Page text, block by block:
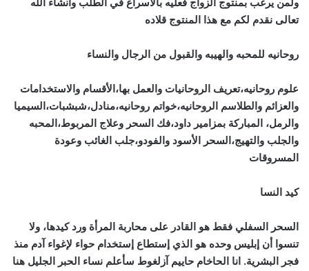
تعالى نقدم لكم مع هذا المنتوج قلاده
روحانيه للمحبه والهيبه والقبول من الرجال والنساء
علوم روحانيه،تعريف الروحانيات والعمل بها،الأقسام والاستخدامات
والعزائم والطلاسم الروحانيه،خواتم روحانيه،منادل،شبشبات،السيميا
والرمل، المباركة بمزامير داود،فك السحر وعلاج المربوط،المحبه
والجلب والتهيج،السحر الأسود والفودو،جلب الغائب وعودة
المسروقات
كيد النسا
السحر السفلي فقط هو القادر على محاربة المرأة ورد كيدها، ولا
تنسوا أن إبليس وحده هو الذي إستطاع إستخدام حواء لإغواء آدم منذ
فجر البشرية. انا الحاخام حاييم آزلغوط سأعلم نساء الحبر الجليل هنا